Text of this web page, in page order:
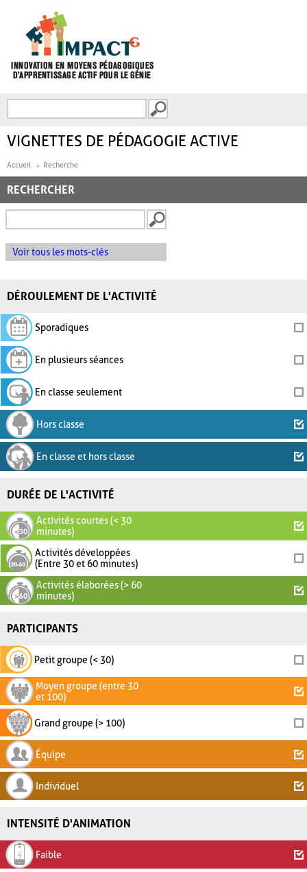
FORMULAIRE DE
VIGNETTES DE PÉDAGOGIE ACTIVE
Accueil Recherche
RECHERCHER
Voir tous les mots-clés
DÉROULEMENT DE L'ACTIVITÉ
Sporadiques
En plusieurs séances
En classe seulement
Hors classe
En classe et hors classe
DURÉE DE L'ACTIVITÉ
Activités courtes (< 30
minutes)
Activités développées
(Entre 30 et 60 minutes)
Activités élaborées (> 60
minutes)
PARTICIPANTS
Petit groupe (< 30)
Moyen groupe (entre 30
et 100)
Grand groupe (> 100)
Équipe
Individuel
INTENSITÉ D'ANIMATION
Faible